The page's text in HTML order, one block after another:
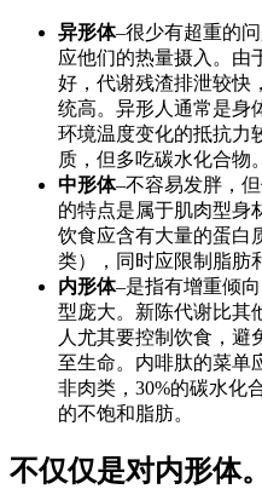
异形体–很少有超重的
应他们的热量摄入。由
好，代谢残渣排泄较快
统高。异形人通常是身
环境温度变化的抵抗力
质，但多吃碳水化合物。
中形体–不容易发胖，
的特点是属于肌肉型身
饮食应含有大量的蛋白
类），同时应限制脂肪
内形体–是指有增重倾
型庞大。新陈代谢比其
人尤其要控制饮食，避
至生命。内啡肽的菜单
非肉类，30%的碳水化
的不饱和脂肪。
不仅仅是对内形体